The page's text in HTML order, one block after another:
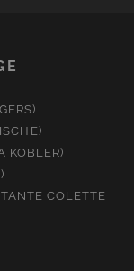
KOBLER)
COLETTE